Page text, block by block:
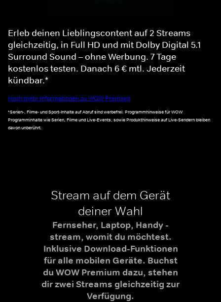
Erleb deinen Lieblingscontent auf 2 Streams
gleichzeitig, in Full HD und mit Dolby Digital 5.1
Surround Sound – ohne Werbung. 7 Tage
kostenlos testen. Danach 6 € mtl. Jederzeit
kündbar.*
Noch mehr Informationen zu WOW Premium
*Serien-, Filme- und Sport-Inhalte auf Abruf sind werbefrei. Programmhinweise für WOW
Programminhalte wie Serien, Filme und Live-Events, sowie Produkthinweise auf Live-Sendern bleiben
davon unberührt.
Stream auf dem Gerät
deiner Wahl
Fernseher, Laptop, Handy -
stream, womit du möchtest.
Inklusive Download-Funktionen
für alle mobilen Geräte. Buchst
du WOW Premium dazu, stehen
dir zwei Streams gleichzeitig zur
Verfügung.